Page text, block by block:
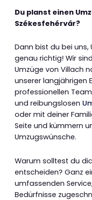
Du planst einen
Székesfehérvár?
Dann bist du bei uns,
genau richtig! Wir
Umzüge von Villach
unserer langjährigen
professionellen
und reibungslosen
oder mit deiner
Seite und kümmern
Umzugswünsche.
Warum solltest du
entscheiden? Ganz
umfassenden
Bedürfnisse